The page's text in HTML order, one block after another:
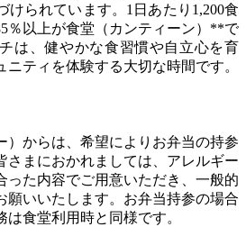
けられています。 1 日あたり 1,200食
％以上が食堂（カンティーン） **で
は、健やかな食習慣や自立心を育
ティを体験する大切な時間です。
）からは、希望によりお弁当の持参
さまにおかれましては、アレルギー
った内容でご用意いただき、一般的
願いいたします。お弁当持参の場合
食堂利用時と同様です。